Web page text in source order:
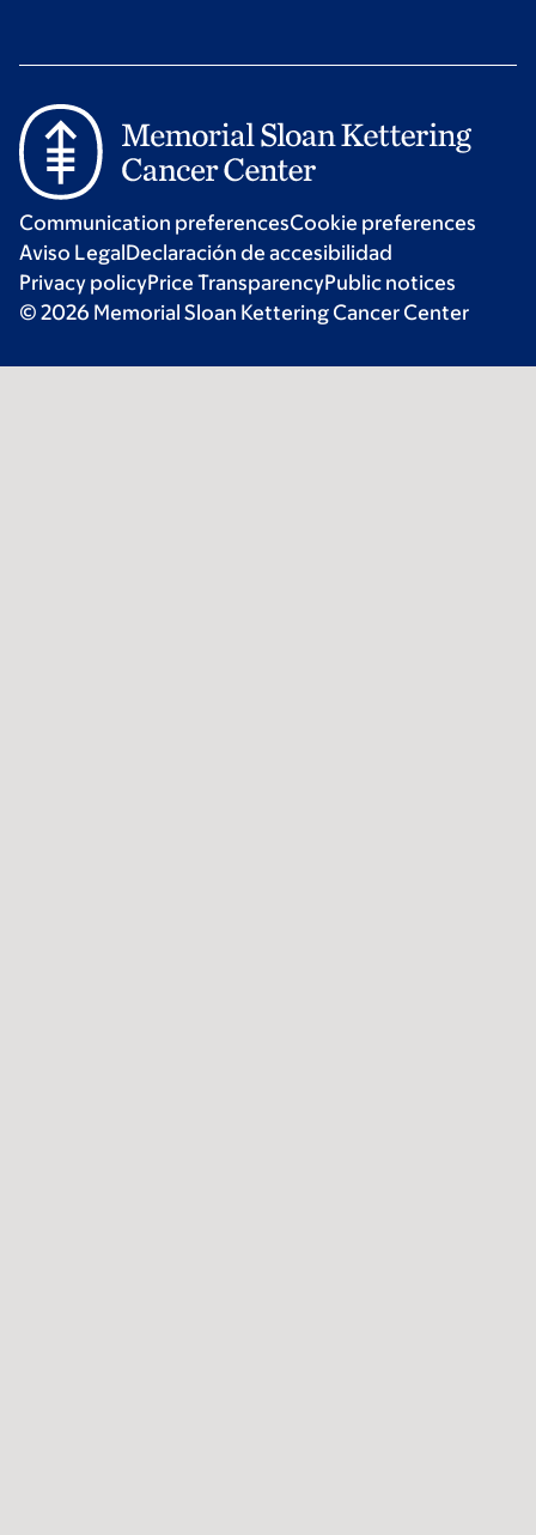
Communication preferencesCookie preferences
Aviso LegalDeclaración de accesibilidad
Privacy policyPrice TransparencyPublic notices
© 2026 Memorial Sloan Kettering Cancer Center